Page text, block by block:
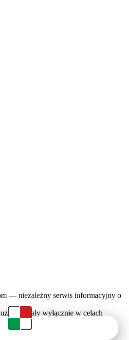
— niezależny serwis informacyjny o
zostały wyłącznie w celach